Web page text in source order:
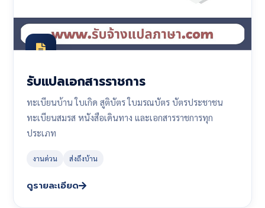
รับแปลเอกสารราชการ
ทะเบียนบ้าน ใบเกิด สูติบัตร ใบมรณบัตร บัตรประชาชน
ทะเบียนสมรส หนังสือเดินทาง และเอกสารราชการทุก
ประเภท
งานด่วน ส่งถึงบ้าน
ดูรายละเอียด